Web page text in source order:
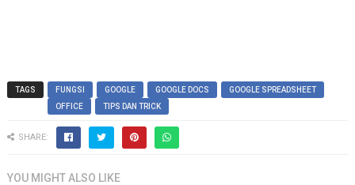
TAGS FUNGSI GOOGLE GOOGLE DOCS
GOOGLE SPREADSHEET
OFFICE
TIPS DAN TRICK
SHARE:
YOU MIGHT ALSO LIKE